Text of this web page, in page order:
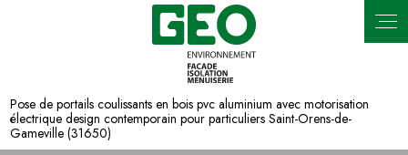
Pose de portails coulissants en bois pvc aluminium avec motorisation
électrique design contemporain pour particuliers Saint-Orens-de-
Gameville (31650)
Panneau de gestion des cookies